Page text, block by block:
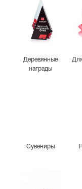
Деревянные
награды
Сувениры